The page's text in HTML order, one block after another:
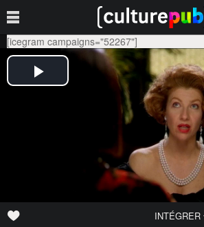
[icegram campaigns="52267"]
INTÉGRER